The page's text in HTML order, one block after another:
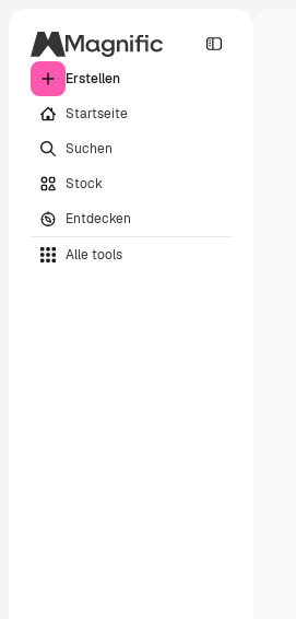
Erstellen
Startseite
Suchen
Stock
Entdecken
Alle tools